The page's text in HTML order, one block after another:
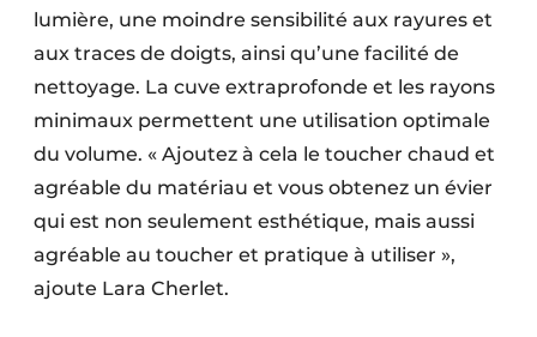
lumière, une moindre sensibilité aux rayures et
aux traces de doigts, ainsi qu’une facilité de
nettoyage. La cuve extraprofonde et les rayons
minimaux permettent une utilisation optimale
du volume. « Ajoutez à cela le toucher chaud et
agréable du matériau et vous obtenez un évier
qui est non seulement esthétique, mais aussi
agréable au toucher et pratique à utiliser »,
ajoute Lara Cherlet.